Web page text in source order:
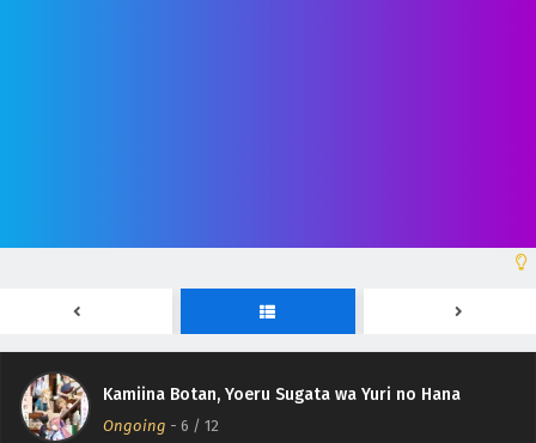
Kamiina Botan, Yoeru Sugata wa Yuri no Hana
Ongoing - 6 / 12
Kamiina Botan, Yoeru Sugata wa Yuri no Hana
Eps 9 - June 5, 2026